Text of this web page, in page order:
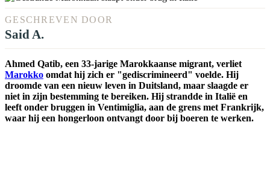
GESCHREVEN DOOR
Said A.
Ahmed Qatib, een 33-jarige Marokkaanse migrant, verliet
Marokko omdat hij zich er "gediscrimineerd" voelde. Hij
droomde van een nieuw leven in Duitsland, maar slaagde er
niet in zijn bestemming te bereiken. Hij strandde in Italië en
leeft onder bruggen in Ventimiglia, aan de grens met Frankrijk,
waar hij een hongerloon ontvangt door bij boeren te werken.